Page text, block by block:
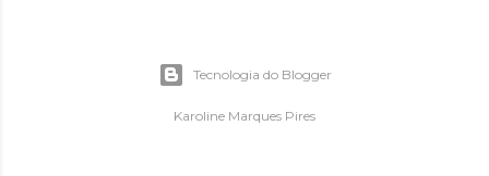
Tecnologia do Blogger
Karoline Marques Pires